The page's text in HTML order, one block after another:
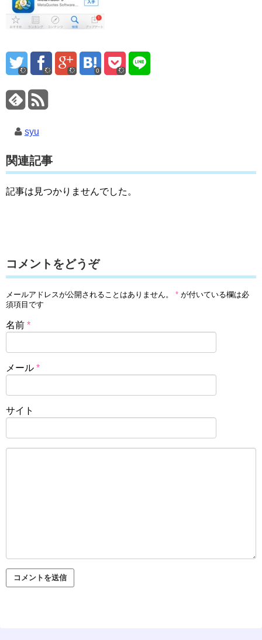
0
syu
関連記事
記事は見つかりませんでした。
コメントをどうぞ
メールアドレスが公開されることはありません。 * が付いている欄は必
須項目です
名前 *
メール *
サイト